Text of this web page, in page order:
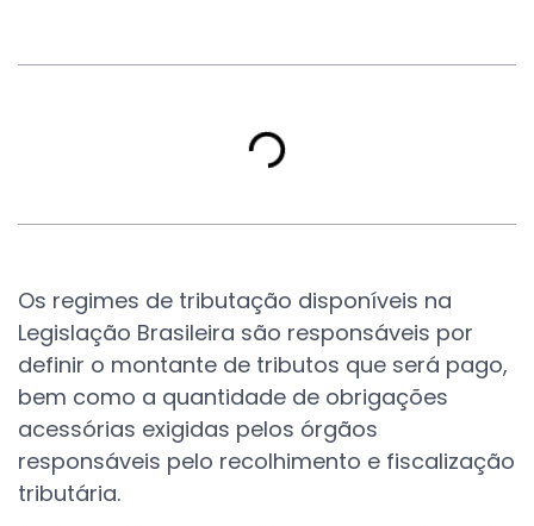
Os regimes de tributação disponíveis na
Legislação Brasileira são responsáveis por
definir o montante de tributos que será pago,
bem como a quantidade de obrigações
acessórias exigidas pelos órgãos
responsáveis pelo recolhimento e fiscalização
tributária.